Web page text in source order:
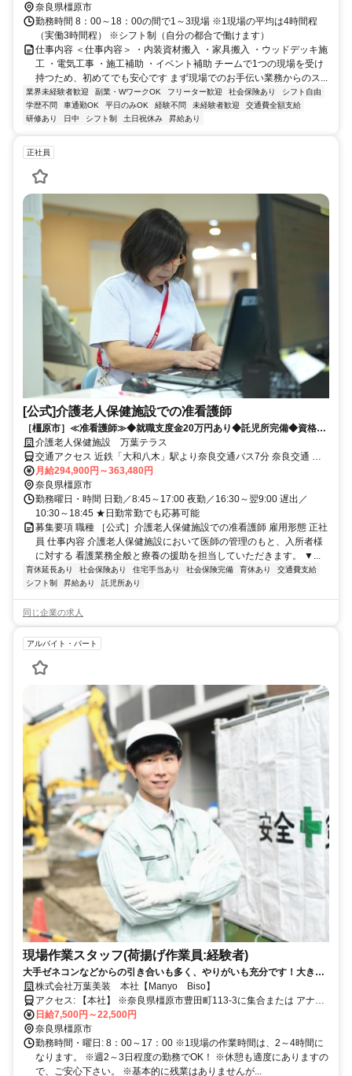
奈良県橿原市
勤務時間 8：00～18：00の間で1～3現場 ※1現場の平均は4時間程
（実働3時間程） ※シフト制（自分の都合で働けます）
仕事内容 ＜仕事内容＞ ・内装資材搬入 ・家具搬入 ・ウッドデッキ施
工 ・電気工事 ・施工補助 ・イベント補助 チームで1つの現場を受け
持つため、初めてでも安心です まず現場でのお手伝い業務からのス...
業界未経験者歓迎 副業・WワークOK フリーター歓迎 社会保険あり
シフト自由
学歴不問
車通勤OK 平日のみOK 経験不問 未経験者歓迎
交通費全額支給
研修あり
日中 シフト制 土日祝休み 昇給あり
正社員
[公式]介護老人保健施設での准看護師
［橿原市］≪准看護師≫◆就職支度金20万円あり◆託児所完備◆資格を
活かして高収入◆交通費支給
介護老人保健施設 万葉テラス
交通アクセス 近鉄「大和八木」駅より奈良交通バス7分 奈良交通 五
井バス停より徒歩4分
月給294,900円～363,480円
奈良県橿原市
勤務曜日・時間 日勤／8:45～17:00 夜勤／16:30～翌9:00 遅出／
10:30～18:45 ★日勤常勤でも応募可能
募集要項 職種 ［公式］介護老人保健施設での准看護師 雇用形態 正社
員 仕事内容 介護老人保健施設において医師の管理のもと、入所者様
に対する 看護業務全般と療養の援助を担当していただきます。 ▼...
育休延長あり 社会保険あり 住宅手当あり 社会保険完備 育休あり
交通費支給
シフト制
昇給あり 託児所あり
同じ企業の求人
アルバイト・パート
現場作業スタッフ(荷揚げ作業員:経験者)
大手ゼネコンなどからの引き合いも多く、やりがいも充分です！大きな
収入も手にすることが可能です！未経験からでも1現場最高2万2,500
円！1現場2～4時間で2時間で終了しても日給保証！週2～3回の勤務で
OK！都合を上手く調整しながらサクッと稼げる高収入バイトへGo！
株式会社万葉美装 本社【Manyo Biso】
アクセス: 【本社】 ※奈良県橿原市豊田町113-3に集合または アナタ
のお住いのお近くまで迎えに行き勤務地の 各現場へみんなで一緒に
向かいます！ 近鉄橿原線「新ノ口」駅、徒歩14分 近鉄大阪線「真
菅」駅、徒歩20分 近鉄大阪線「大和八木」駅、徒歩26分 近鉄橿原線
「大和八木」駅、徒歩26分 ※車・バイク・自転車通勤OK！
日給7,500円～22,500円
奈良県橿原市
勤務時間・曜日: 8：00～17：00 ※1現場の作業時間は、2～4時間に
なります。 ※週2～3日程度の勤務でOK！ ※休憩も適度にありますの
で、ご安心下さい。 ※基本的に残業はありませんが...